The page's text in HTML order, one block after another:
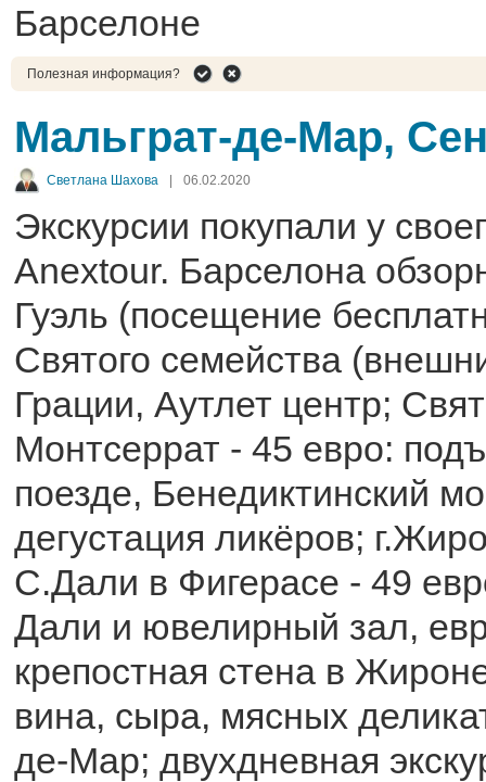
Барселоне
Полезная информация?
Мальграт-де-Мар,
Светлана Шахова 06.02.2020
Экскурсии покупали у
Anextour. Барселона
Гуэль (посещение
Святого семейства
Грации, Аутлет центр;
Монтсеррат - 45 евро:
поезде, Бенедиктинский
дегустация ликёров;
С.Дали в Фигерасе - 49
Дали и ювелирный зал,
крепостная стена в
вина, сыра, мясных
де-Мар; двухдневная